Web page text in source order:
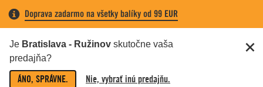
Doprava zadarmo na všetky balíky od 99 EUR
Je Bratislava - Ružinov skutočne vaša
predajňa?
ÁNO, SPRÁVNE. Nie, vybrať inú predajňu.